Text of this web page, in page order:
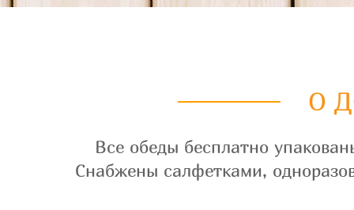
О
Все обеды бесплатно
Снабжены салфетками,